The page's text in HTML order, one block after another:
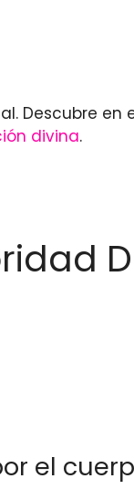
Descubre en
divina.
el